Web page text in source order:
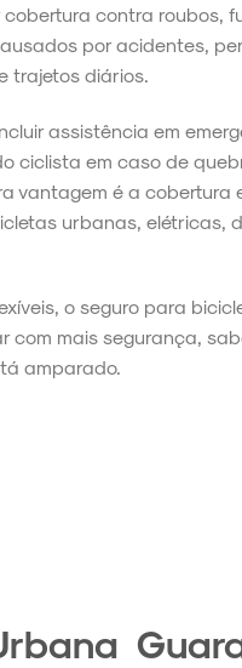
contra roubos,
por acidentes,
trajetos diários.
assistência em
ciclista em caso de
vantagem é a cobertura
urbanas, elétricas,
o seguro para
com mais segurança,
amparado.